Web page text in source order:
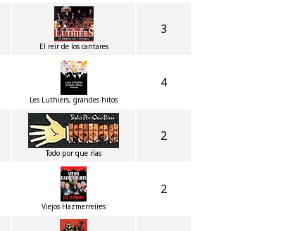
El reír de los cantares
3
Les Luthiers, grandes hitos
4
Todo por que rías
2
Viejos Hazmerreíres
2